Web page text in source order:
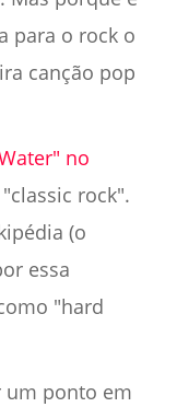
para o rock o
canção pop
no
rock".
(o
essa
"hard
um ponto em